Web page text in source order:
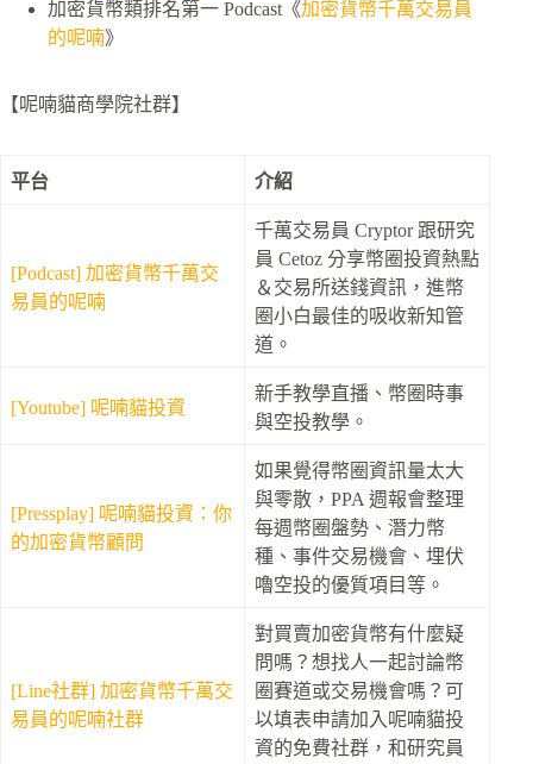
加密貨幣類排名第一 Podcast《加密貨幣千萬交易員
的呢喃》
【呢喃貓商學院社群】
平台 介紹
[Podcast] 加密貨幣千萬交
易員的呢喃
千萬交易員 Cryptor 跟研究
員 Cetoz 分享幣圈投資熱點
＆交易所送錢資訊，進幣
圈小白最佳的吸收新知管
道。
[Youtube] 呢喃貓投資
新手教學直播、幣圈時事
與空投教學。
[Pressplay] 呢喃貓投資：你
的加密貨幣顧問
如果覺得幣圈資訊量太大
與零散，PPA 週報會整理
每週幣圈盤勢、潛力幣
種、事件交易機會、埋伏
嚕空投的優質項目等。
[Line社群] 加密貨幣千萬交
易員的呢喃社群
對買賣加密貨幣有什麼疑
問嗎？想找人一起討論幣
圈賽道或交易機會嗎？可
以填表申請加入呢喃貓投
資的免費社群，和研究員